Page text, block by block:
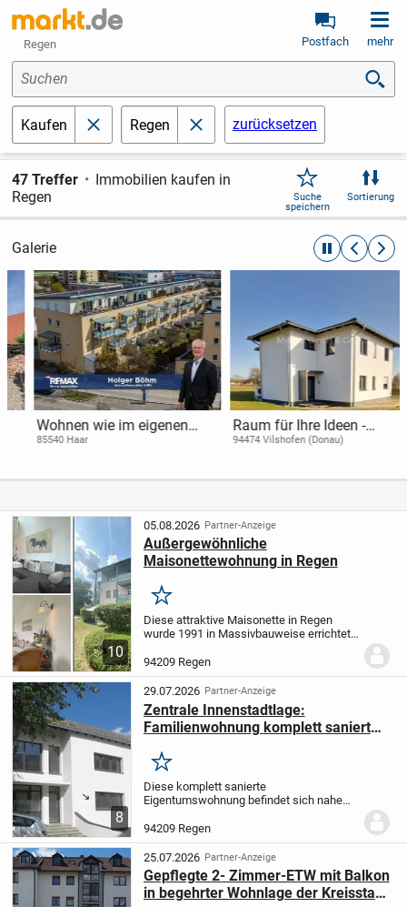
Regen Postfach mehr
Suchen
Kaufen schließen
Regen schließenzurücksetzen
47 Treffer
Immobilien kaufen in
Regen
Suche
speichern
Sortierung
Galerie automatische
Wohnen wie im eigenen
Reihenhaus - das seltene
85540 Haar
Raum für Ihre Ideen -
Stilvolles Einfamilienhaus
94474 Vilshofen (Donau)
10
05.08.2026 Partner-Anzeige
Außergewöhnliche
Maisonettewohnung in Regen
Merken
Diese attraktive Maisonette in Regen
wurde 1991 in Massivbauweise errichtet
sich in einem sehr gepflegten Zustand
präsentiert. Sie bietet eine Wohnfläche
von...
94209 Regen
8
29.07.2026 Partner-Anzeige
Zentrale Innenstadtlage:
Familienwohnung komplett saniert
Merken
Diese komplett sanierte
Eigentumswohnung befindet sich nahe
Bayerischen Wald. Die Wohnfläche
beträgt ca. 135 m². Aufteilung:
Wohnzimmer, Schlafzimmer, 3
Kinder-/Gäst...
94209 Regen
25.07.2026 Partner-Anzeige
Gepflegte 2- Zimmer-ETW mit Balkon
in begehrter Wohnlage der Kreisstadt